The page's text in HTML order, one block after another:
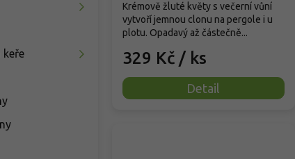
329 Kč / ks
Detail
Krémově žluté květy s večerní vůní
vytvoří jemnou clonu na pergole i u
plotu. Opadavý až částečně...